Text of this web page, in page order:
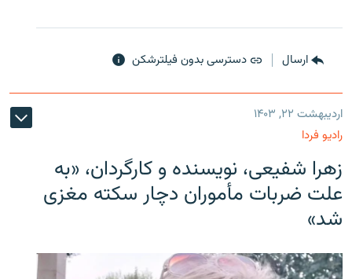
ارسال دسترسی بدون فیلترشکن
اردیبهشت ۲۲, ۱۴۰۳
رادیو فردا
زهرا شفیعی، نویسنده و کارگردان، «به
علت ضربات مأموران دچار سکته مغزی
شد»